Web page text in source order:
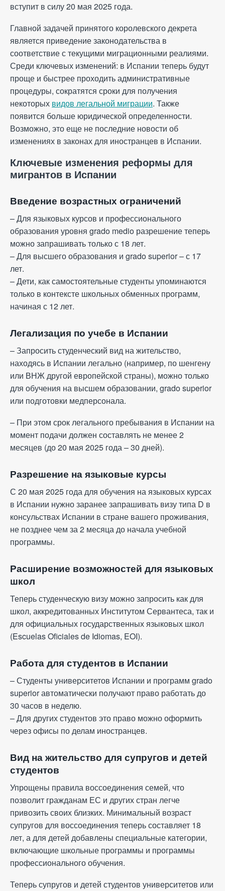
Политика конфиденциальности
Все права защищены © 2024
вступит в силу 20 мая 2025 года.
Главной задачей принятого королевского декрета
является приведение законодательства в
соответствие с текущими миграционными реалиями.
Среди ключевых изменений: в Испании теперь будут
проще и быстрее проходить административные
процедуры, сократятся сроки для получения
некоторых видов легальной миграции. Также
появится больше юридической определенности.
Возможно, это еще не последние новости об
изменениях в законах для иностранцев в Испании.
Ключевые изменения реформы для
мигрантов в Испании
Введение возрастных ограничений
– Для языковых курсов и профессионального
образования уровня grado medio разрешение теперь
можно запрашивать только с 18 лет.
– Для высшего образования и grado superior – с 17
лет.
– Дети, как самостоятельные студенты упоминаются
только в контексте школьных обменных программ,
начиная с 12 лет.
Легализация по учебе в Испании
– Запросить студенческий вид на жительство,
находясь в Испании легально (например, по шенгену
или ВНЖ другой европейской страны), можно только
для обучения на высшем образовании, grado superior
или подготовки медперсонала.
– При этом срок легального пребывания в Испании на
момент подачи должен составлять не менее 2
месяцев (до 20 мая 2025 года – 30 дней).
Разрешение на языковые курсы
С 20 мая 2025 года для обучения на языковых курсах
в Испании нужно заранее запрашивать визу типа D в
консульствах Испании в стране вашего проживания,
не позднее чем за 2 месяца до начала учебной
программы.
Расширение возможностей для языковых
школ
Теперь студенческую визу можно запросить как для
школ, аккредитованных Институтом Сервантеса, так и
для официальных государственных языковых школ
(Escuelas Oficiales de Idiomas, EOI).
Работа для студентов в Испании
– Студенты университетов Испании и программ grado
superior автоматически получают право работать до
30 часов в неделю.
– Для других студентов это право можно оформить
через офисы по делам иностранцев.
Вид на жительство для супругов и детей
студентов
Упрощены правила воссоединения семей, что
позволит гражданам ЕС и других стран легче
привозить своих близких. Минимальный возраст
супругов для воссоединения теперь составляет 18
лет, а для детей добавлены специальные категории,
включающие школьные программы и программы
профессионального обучения.
Теперь супругов и детей студентов университетов или